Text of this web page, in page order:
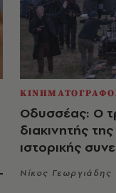
Οδυσσέας: Ο
διακινητής
ιστορικής
Νίκος Γεωργιάδης